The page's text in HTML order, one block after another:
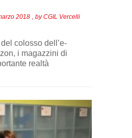
2018 , byCGIL Vercelli
colosso dell’e-
i magazzini di
realtà